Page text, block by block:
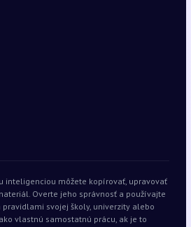
inteligenciou môžete kopírovať, upravovať
Overte jeho správnosť a používajte
svojej školy, univerzity alebo
vlastnú samostatnú prácu, ak je to